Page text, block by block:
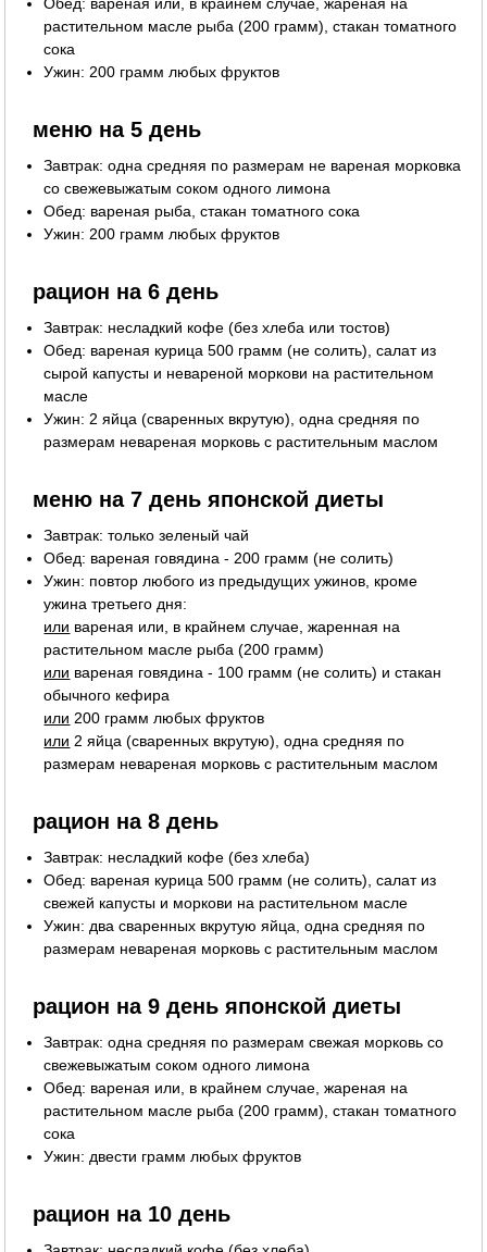
растительном масле рыба (200 грамм), стакан томатного
сока
Ужин: 200 грамм любых фруктов
меню на 5 день
Завтрак: одна средняя по размерам не вареная морковка
со свежевыжатым соком одного лимона
Обед: вареная рыба, стакан томатного сока
Ужин: 200 грамм любых фруктов
рацион на 6 день
Завтрак: несладкий кофе (без хлеба или тостов)
Обед: вареная курица 500 грамм (не солить), салат из
сырой капусты и невареной моркови на растительном
масле
Ужин: 2 яйца (сваренных вкрутую), одна средняя по
размерам невареная морковь с растительным маслом
меню на 7 день японской диеты
Завтрак: только зеленый чай
Обед: вареная говядина - 200 грамм (не солить)
Ужин: повтор любого из предыдущих ужинов, кроме
ужина третьего дня:
или вареная или, в крайнем случае, жаренная на
растительном масле рыба (200 грамм)
или вареная говядина - 100 грамм (не солить) и стакан
обычного кефира
или 200 грамм любых фруктов
или 2 яйца (сваренных вкрутую), одна средняя по
размерам невареная морковь с растительным маслом
рацион на 8 день
Завтрак: несладкий кофе (без хлеба)
Обед: вареная курица 500 грамм (не солить), салат из
свежей капусты и моркови на растительном масле
Ужин: два сваренных вкрутую яйца, одна средняя по
размерам невареная морковь с растительным маслом
рацион на 9 день японской диеты
Завтрак: одна средняя по размерам свежая морковь со
свежевыжатым соком одного лимона
Обед: вареная или, в крайнем случае, жареная на
растительном масле рыба (200 грамм), стакан томатного
сока
Ужин: двести грамм любых фруктов
рацион на 10 день